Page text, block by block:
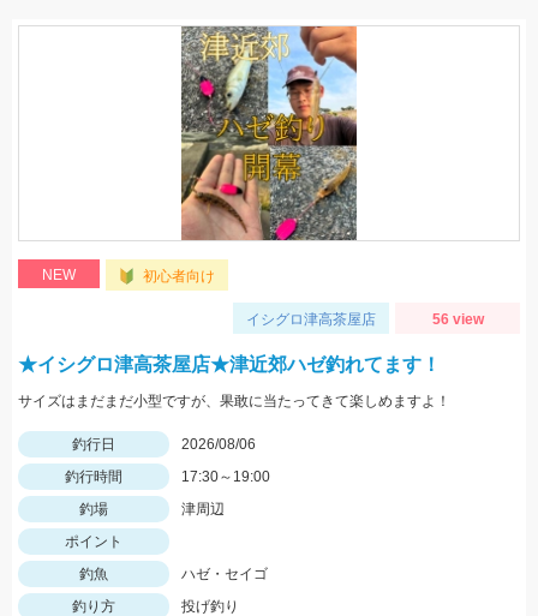
NEW 初心者向け
イシグロ津高茶屋店 56 view
★イシグロ津高茶屋店★津近郊ハゼ釣れてます！
サイズはまだまだ小型ですが、果敢に当たってきて楽しめますよ！
釣行日
2026/08/06
釣行時間
17:30～19:00
釣場
津周辺
ポイント
釣魚
ハゼ・セイゴ
釣り方
投げ釣り